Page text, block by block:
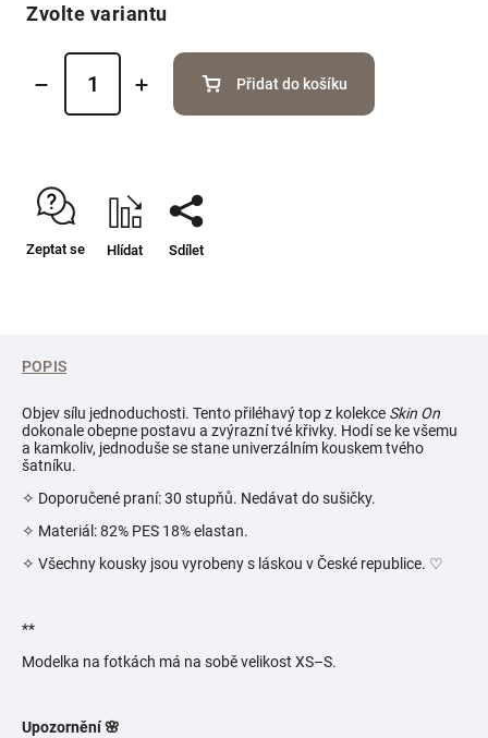
Zvolte variantu
Přidat do košíku
Zeptat se Hlídat Sdílet
POPIS
Objev sílu jednoduchosti. Tento přiléhavý top z kolekce Skin On
dokonale obepne postavu a zvýrazní tvé křivky. Hodí se ke všemu
a kamkoliv, jednoduše se stane univerzálním kouskem tvého
šatníku.
✧ Doporučené praní: 30 stupňů. Nedávat do sušičky.
✧ Materiál: 82% PES 18% elastan.
✧ Všechny kousky jsou vyrobeny s láskou v České republice. ♡
**
Modelka na fotkách má na sobě velikost XS–S.
Upozornění 🌸